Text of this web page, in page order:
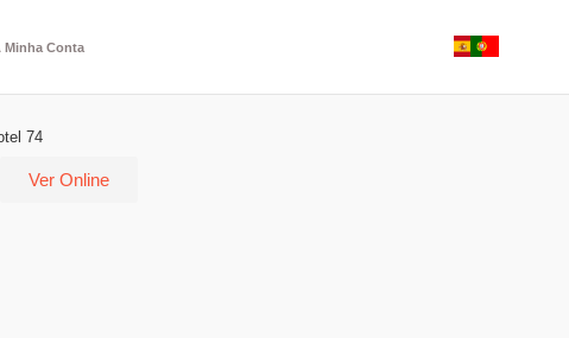
Minha Conta
74
Ver Online